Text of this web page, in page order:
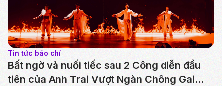
Tin tức báo chí
Bất ngờ và nuối tiếc sau 2 Công diễn đầu
tiên của Anh Trai Vượt Ngàn Chông Gai